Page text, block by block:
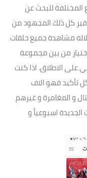
للبحث عن
كل ذلك المجهود من
مشاهدة جميع حلقات
من بين مجموعة
على الاطلاق. اذا كنت
تأكيد فهو الاف
و المغامرة و غيرهم
الجديدة اسبوعياً و